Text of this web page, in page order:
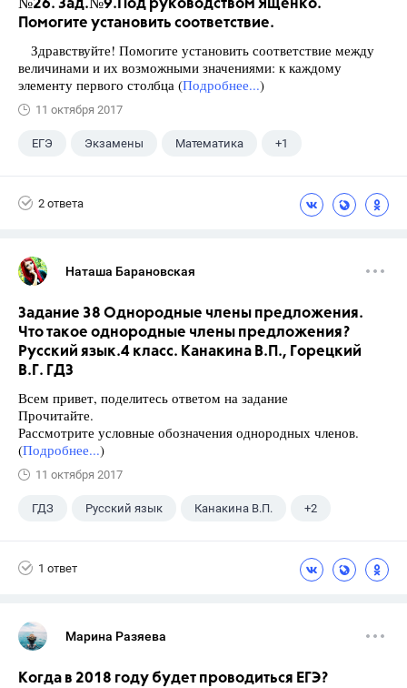
№26. Зад.№9.Под руководством Ященко.
Помогите установить соответствие.
Здравствуйте! Помогите установить соответствие между
величинами и их возможными значениями: к каждому
элементу первого столбца (Подробнее...)
11 октября 2017
ЕГЭ Экзамены Математика +1
2 ответа
Наташа Барановская
Задание 38 Однородные члены предложения.
Что такое однородные члены предложения?
Русский язык.4 класс. Канакина В.П., Горецкий
В.Г. ГДЗ
Всем привет, поделитесь ответом на задание
Прочитайте.
Рассмотрите условные обозначения однородных членов.
(Подробнее...)
11 октября 2017
ГДЗ Русский язык Канакина В.П. +2
1 ответ
Марина Разяева
Когда в 2018 году будет проводиться ЕГЭ?